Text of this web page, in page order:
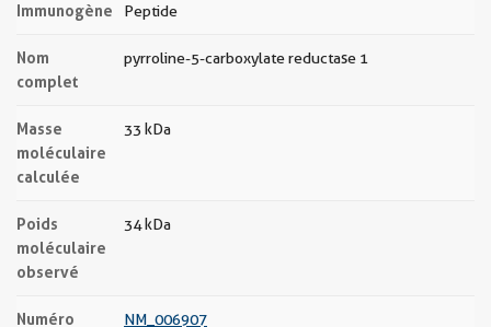
Immunogène Peptide
Nom
complet
pyrroline-5-carboxylate reductase 1
Masse
moléculaire
calculée
33 kDa
Poids
moléculaire
observé
34 kDa
Numéro
NM_006907